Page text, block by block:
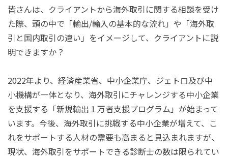
皆さんは、クライアントから海外取引に関する相談を受け
た際、頭の中で「輸出/輸入の基本的な流れ」や「海外取
引と国内取引の違い」をイメージして、クライアントに説
明できますか？
2022年より、経済産業省、中小企業庁、ジェトロ及び中
小機構が一体となり、海外取引にチャレンジする中小企業
を支援する「新規輸出 １万者支援プログラム」が始まって
います。今後、海外取引に挑戦する中小企業が増えて、こ
れをサポートする人材の需要も高まると見込まれますが、
現状、海外取引をサポートできる診断士の数は限られてい